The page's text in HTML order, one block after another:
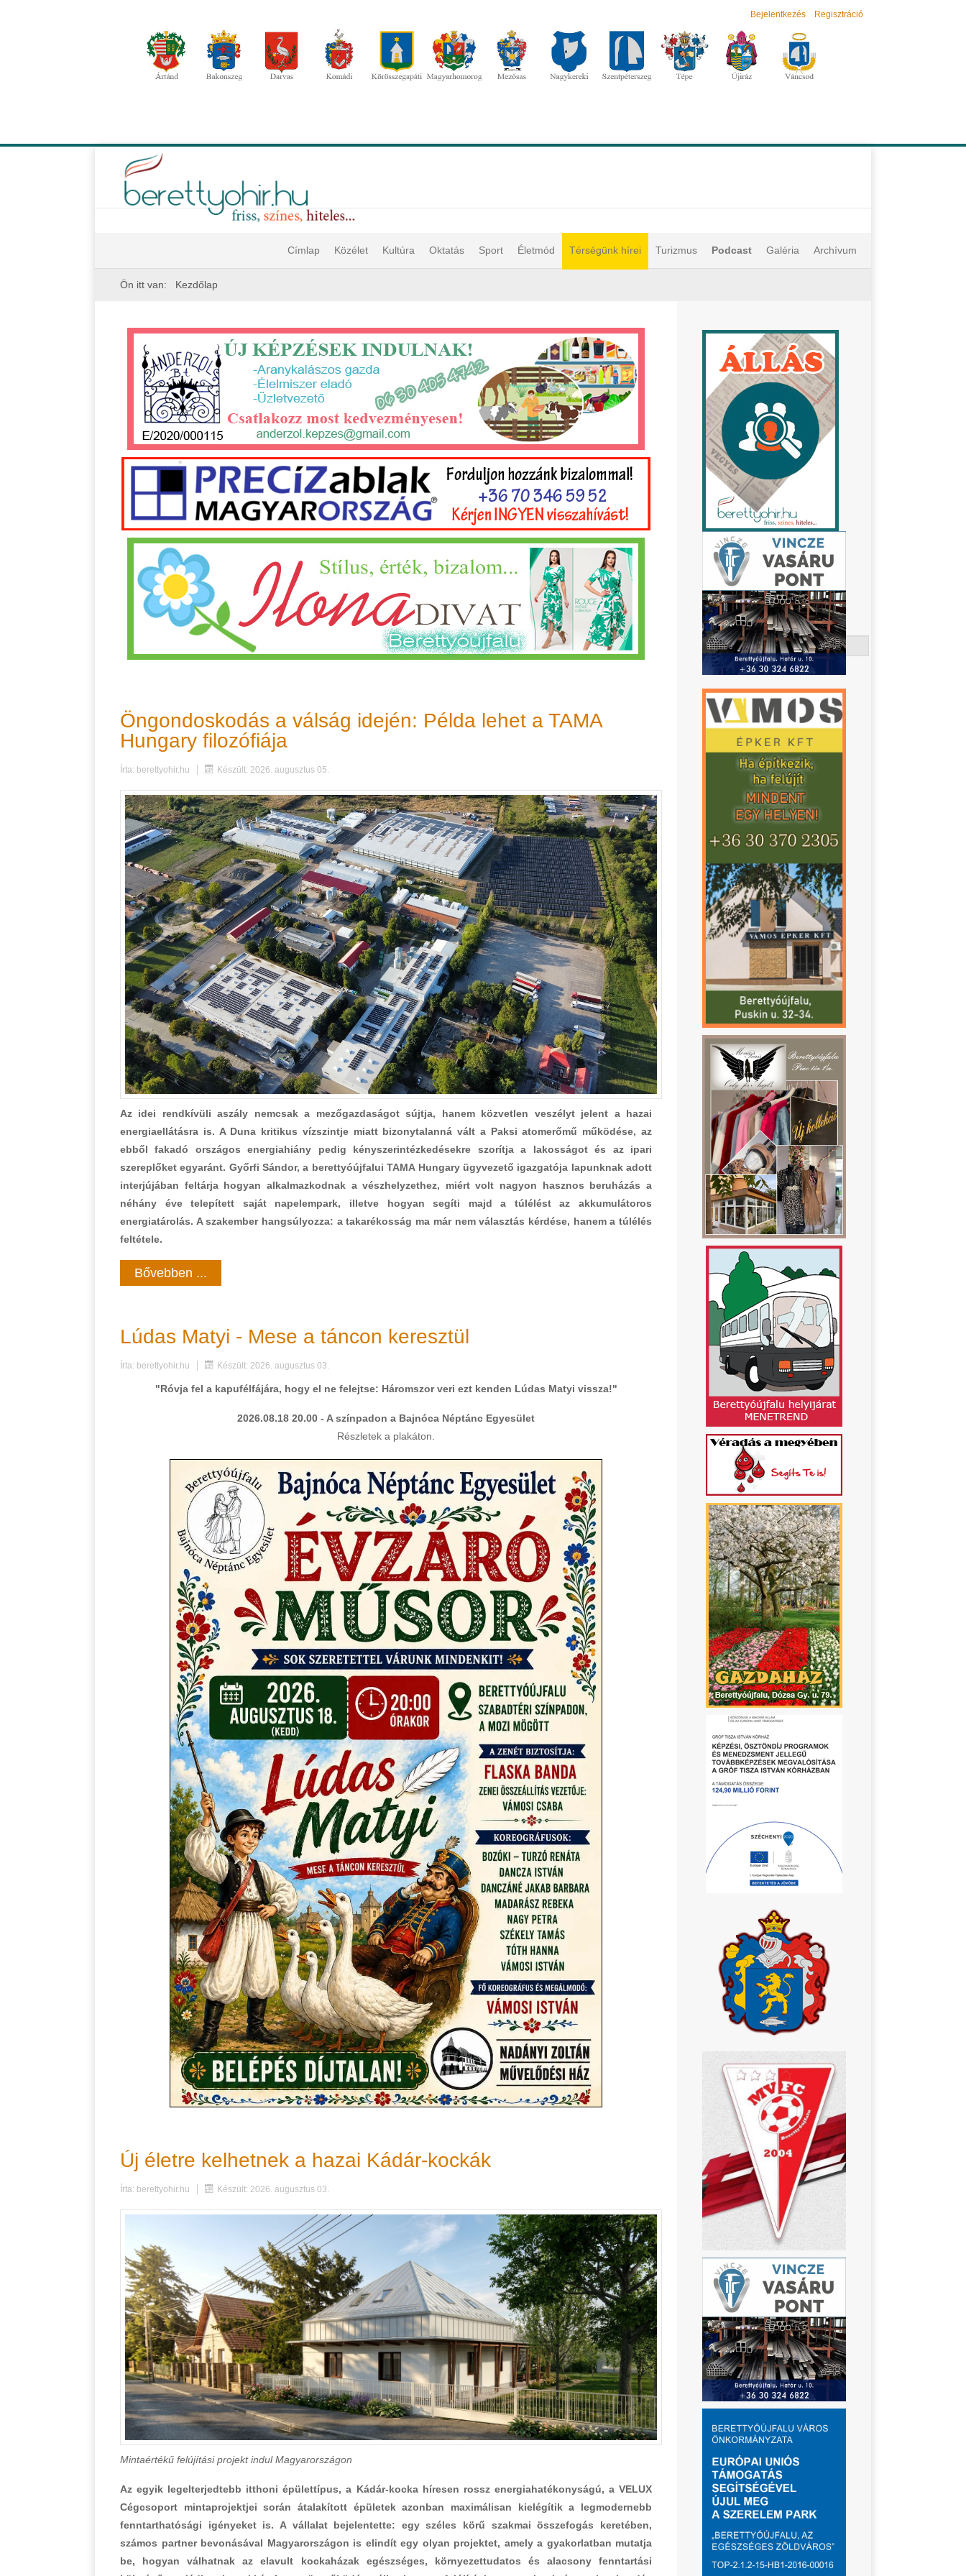
Bejelentkezés Regisztráció
Címlap Közélet Kultúra Oktatás Sport Életmód Térségünk hírei Turizmus Podcast Galéria Archívum
Ön itt van: Kezdőlap
Keresés
Öngondoskodás a válság idején: Példa lehet a TAMA
Hungary filozófiája
Írta: berettyohir.hu Készült: 2026. augusztus 05.
Az idei rendkívüli aszály nemcsak a mezőgazdaságot sújtja, hanem közvetlen veszélyt jelent a hazai
energiaellátásra is. A Duna kritikus vízszintje miatt bizonytalanná vált a Paksi atomerőmű működése, az
ebből fakadó országos energiahiány pedig kényszerintézkedésekre szorítja a lakosságot és az ipari
szereplőket egyaránt. Győrfi Sándor, a berettyóújfalui TAMA Hungary ügyvezető igazgatója lapunknak adott
interjújában feltárja hogyan alkalmazkodnak a vészhelyzethez, miért volt nagyon hasznos beruházás a
néhány éve telepített saját napelempark, illetve hogyan segíti majd a túlélést az akkumulátoros
energiatárolás. A szakember hangsúlyozza: a takarékosság ma már nem választás kérdése, hanem a túlélés
feltétele.
Bővebben ...
Lúdas Matyi - Mese a táncon keresztül
Írta: berettyohir.hu Készült: 2026. augusztus 03.
"Róvja fel a kapufélfájára, hogy el ne felejtse: Háromszor veri ezt kenden Lúdas Matyi vissza!"
2026.08.18 20.00 - A színpadon a Bajnóca Néptánc Egyesület
Részletek a plakáton.
Új életre kelhetnek a hazai Kádár-kockák
Írta: berettyohir.hu Készült: 2026. augusztus 03.
Mintaértékű felújítási projekt indul Magyarországon
Az egyik legelterjedtebb itthoni épülettípus, a Kádár-kocka híresen rossz energiahatékonyságú, a VELUX
Cégcsoport mintaprojektjei során átalakított épületek azonban maximálisan kielégítik a legmodernebb
fenntarthatósági igényeket is. A vállalat bejelentette: egy széles körű szakmai összefogás keretében,
számos partner bevonásával Magyarországon is elindít egy olyan projektet, amely a gyakorlatban mutatja
be, hogyan válhatnak az elavult kockaházak egészséges, környezettudatos és alacsony fenntartási